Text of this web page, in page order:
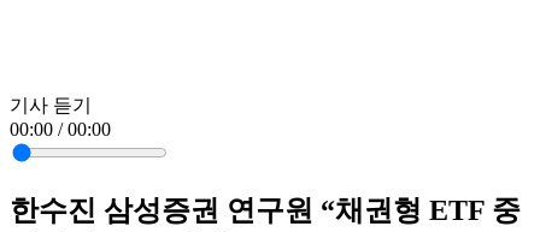
기사 듣기
00:00 / 00:00
한수진 삼성증권 연구원 “채권형 ETF 중